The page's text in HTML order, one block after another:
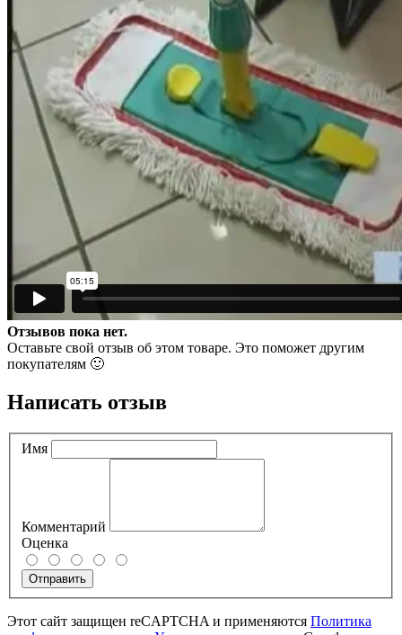
Отзывов пока нет.
Оставьте свой отзыв об этом товаре. Это поможет другим
покупателям 🙂
Написать отзыв
Имя
Комментарий
Оценка
Отправить
Этот сайт защищен reCAPTCHA и применяются Политика